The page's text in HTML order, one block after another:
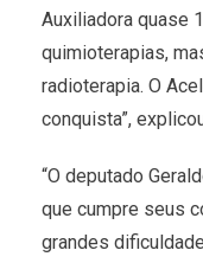
Auxiliadora quase
quimioterapias,
radioterapia. O
conquista”,
“O deputado
que cumpre seus
grandes